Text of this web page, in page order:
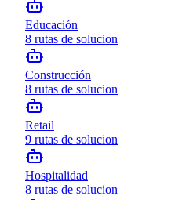
Educación
8 rutas de solucion
Construcción
8 rutas de solucion
Retail
9 rutas de solucion
Hospitalidad
8 rutas de solucion